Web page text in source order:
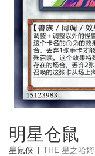
明星仓鼠
星鼠侠 | THE 星之哈姆